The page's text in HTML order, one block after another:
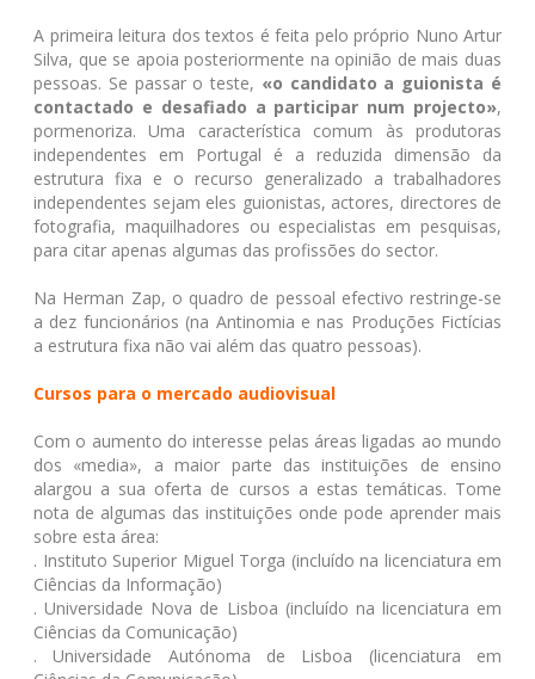
A primeira leitura dos textos é feita pelo próprio Nuno Artur
Silva, que se apoia posteriormente na opinião de mais duas
pessoas. Se passar o teste, «o candidato a guionista é
contactado e desafiado a participar num projecto»,
pormenoriza. Uma característica comum às produtoras
independentes em Portugal é a reduzida dimensão da
estrutura fixa e o recurso generalizado a trabalhadores
independentes sejam eles guionistas, actores, directores de
fotografia, maquilhadores ou especialistas em pesquisas,
para citar apenas algumas das profissões do sector.
Na Herman Zap, o quadro de pessoal efectivo restringe-se
a dez funcionários (na Antinomia e nas Produções Fictícias
a estrutura fixa não vai além das quatro pessoas).
Cursos para o mercado audiovisual
Com o aumento do interesse pelas áreas ligadas ao mundo
dos «media», a maior parte das instituições de ensino
alargou a sua oferta de cursos a estas temáticas. Tome
nota de algumas das instituições onde pode aprender mais
sobre esta área:
. Instituto Superior Miguel Torga (incluído na licenciatura em
Ciências da Informação)
. Universidade Nova de Lisboa (incluído na licenciatura em
Ciências da Comunicação)
. Universidade Autónoma de Lisboa (licenciatura em